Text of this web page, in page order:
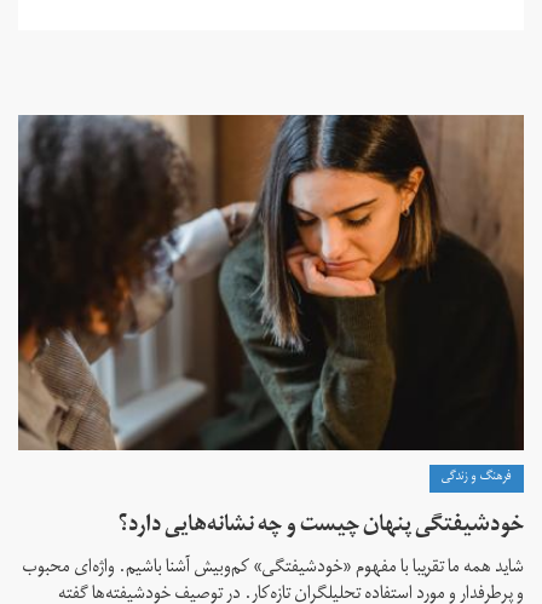
فرهنگ و زندگی
خودشیفتگی پنهان چیست و چه نشانه‌هایی دارد؟
شاید همه ما تقریبا با مفهوم «خودشیفتگی» کم‌و‌بیش آشنا باشیم. واژه‌ای محبوب